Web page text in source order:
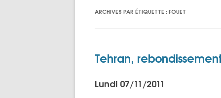
NOUS
ARCHIVES PAR ÉTIQUETTE : FOUET
Tehran,
Lundi 07/11/2011